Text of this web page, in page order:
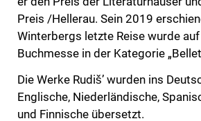
Preis /Hellerau. Sein 2019
Winterbergs letzte Reise wurde
Buchmesse in der Kategorie
Die Werke Rudiš’ wurden ins
Englische, Niederländische,
und Finnische übersetzt.